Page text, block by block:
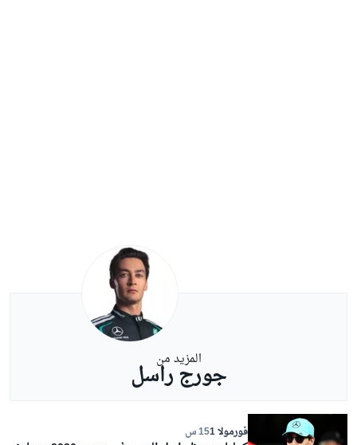
المزيد من
جورج راسل
فورمولا 1 15 س